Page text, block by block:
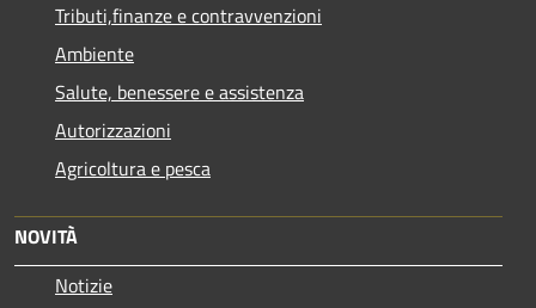
Tributi,finanze e contravvenzioni
Ambiente
Salute, benessere e assistenza
Autorizzazioni
Agricoltura e pesca
NOVITÀ
Notizie